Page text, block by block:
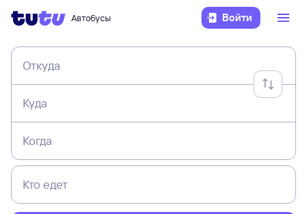
Автобусы Войти
Откуда
Куда
Когда
Кто едет